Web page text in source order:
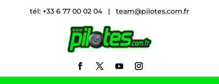
tél: +33 6 77 00 02 04 | team@pilotes.com.fr